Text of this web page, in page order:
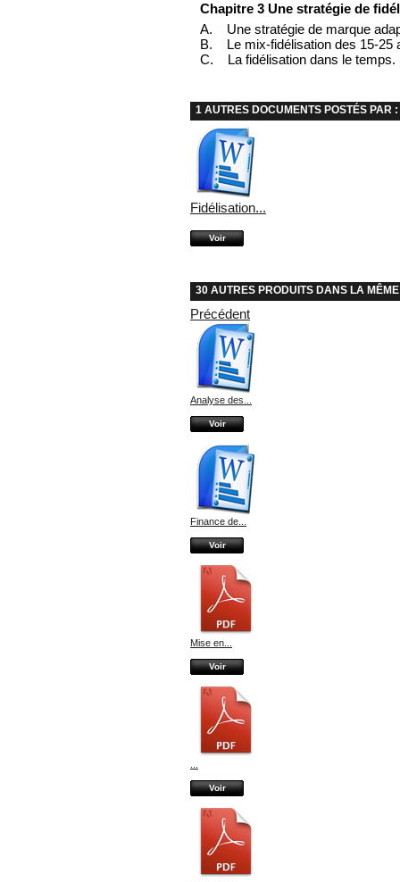
Chapitre 3 Une stratégie de
A. Une stratégie de marque
B. Le mix-fidélisation des 15-25
C. La fidélisation dans le temps.
1 AUTRES DOCUMENTS POSTÉS PAR
Fidélisation...
Voir
30 AUTRES PRODUITS DANS LA
Précédent
Analyse des...
Voir
Finance de...
Voir
Mise en...
Voir
Voir